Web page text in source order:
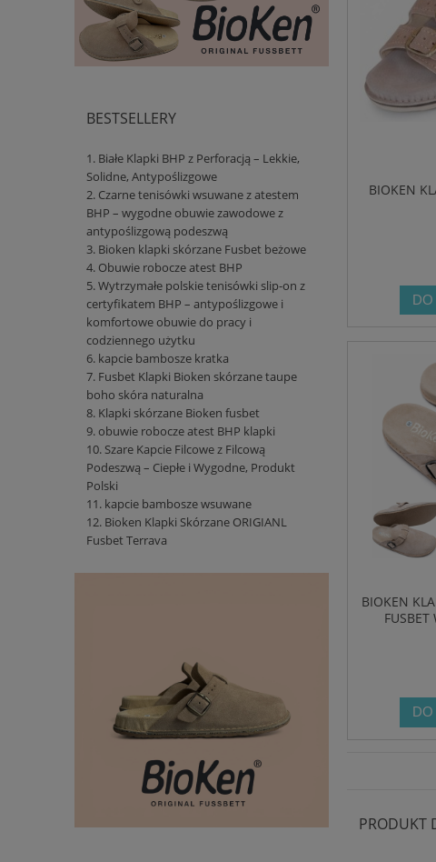
BESTSELLERY
Białe Klapki BHP z Perforacją – Lekkie,
Solidne, Antypoślizgowe
Czarne tenisówki wsuwane z atestem
BHP – wygodne obuwie zawodowe z
antypoślizgową podeszwą
Bioken klapki skórzane Fusbet beżowe
Obuwie robocze atest BHP
Wytrzymałe polskie tenisówki slip-on z
certyfikatem BHP – antypoślizgowe i
komfortowe obuwie do pracy i
codziennego użytku
kapcie bambosze kratka
Fusbet Klapki Bioken skórzane taupe
boho skóra naturalna
Klapki skórzane Bioken fusbet
obuwie robocze atest BHP klapki
Szare Kapcie Filcowe z Filcową
Podeszwą – Ciepłe i Wygodne, Produkt
Polski
kapcie bambosze wsuwane
Bioken Klapki Skórzane ORIGIANL
Fusbet Terrava
BIOKEN
BIOKEN
FUSBET
PRODUKT